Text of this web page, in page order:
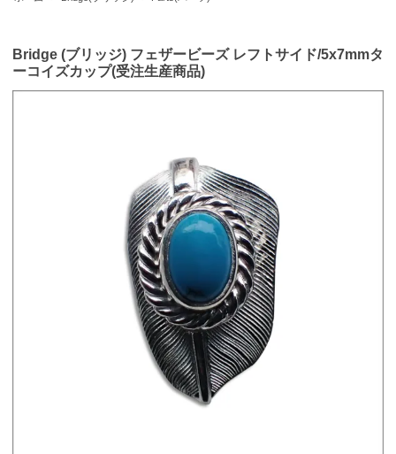
Bridge (ブリッジ) フェザービーズ レフトサイド/5x7mmタ
ーコイズカップ(受注生産商品)